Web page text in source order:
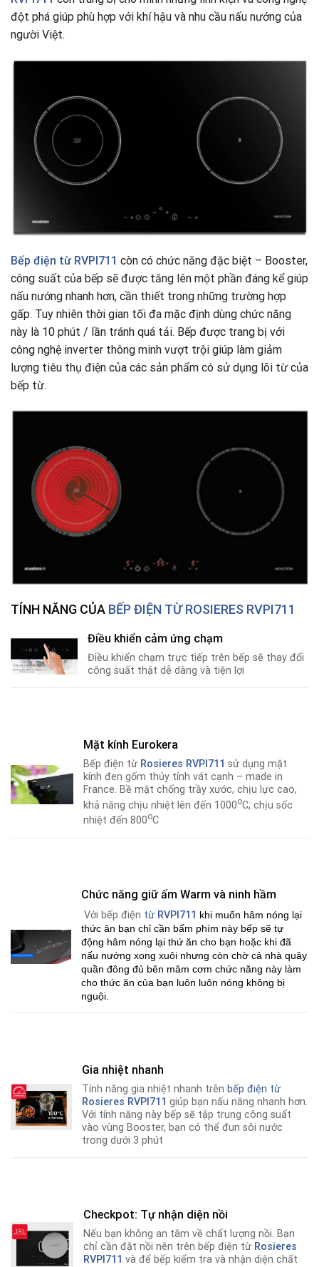
đột phá giúp phù hợp với khí hậu và nhu cầu nấu nướng của
người Việt.
Bếp điện từ RVPI711 còn có chức năng đặc biệt – Booster,
công suất của bếp sẽ được tăng lên một phần đáng kể giúp
nấu nướng nhanh hơn, cần thiết trong những trường hợp
gấp. Tuy nhiên thời gian tối đa mặc định dùng chức năng
này là 10 phút / lần tránh quá tải. Bếp được trang bị với
công nghệ inverter thông minh vượt trội giúp làm giảm
lượng tiêu thụ điện của các sản phẩm có sử dụng lõi từ của
bếp từ.
TÍNH NĂNG CỦA BẾP ĐIỆN TỪ ROSIERES RVPI711
Điều khiển cảm ứng chạm
Điều khiển chạm trực tiếp trên bếp sẽ thay đổi
công suất thật dễ dàng và tiện lợi
Mặt kính Eurokera
Bếp điện từ Rosieres RVPI711 sử dụng mặt
kính đen gốm thủy tính vát cạnh – made in
France. Bề mặt chống trầy xước, chịu lực cao,
khả năng chịu nhiệt lên đến 1000oC, chịu sốc
nhiệt đến 800oC
Chức năng giữ ấm Warm và ninh hầm
Với bếp điện từ RVPI711 khi muốn hâm nóng lại
thức ăn bạn chỉ cần bấm phím này bếp sẽ tự
động hâm nóng lại thứ ăn cho bạn hoặc khi đã
nấu nướng xong xuôi nhưng còn chờ cả nhà quây
quần đông đủ bên mâm cơm chức năng này làm
cho thức ăn của bạn luôn luôn nóng không bị
nguội.
Gia nhiệt nhanh
Tính năng gia nhiệt nhanh trên bếp điện từ
Rosieres RVPI711 giúp bạn nấu năng nhanh hơn.
Với tính năng này bếp sẽ tập trung công suất
vào vùng Booster, bạn có thể đun sôi nước
trong dưới 3 phút
Checkpot: Tự nhận diện nồi
Nếu bạn không an tâm về chất lượng nồi. Bạn
chỉ cần đặt nồi nên trên bếp điện từ Rosieres
RVPI711 và để bếp kiểm tra và nhận diện chất